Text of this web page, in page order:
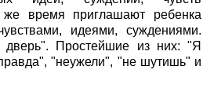
время приглашают ребенка
идеями, суждениями.
Простейшие из них: "Я
"неужели", "не шутишь" и